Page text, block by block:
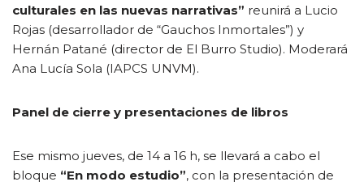
culturales en las nuevas narrativas” reunirá a Lucio
Rojas (desarrollador de “Gauchos Inmortales”) y
Hernán Patané (director de El Burro Studio). Moderará
Ana Lucía Sola (IAPCS UNVM).
Panel de cierre y presentaciones de libros
Ese mismo jueves, de 14 a 16 h, se llevará a cabo el
bloque “En modo estudio”, con la presentación de